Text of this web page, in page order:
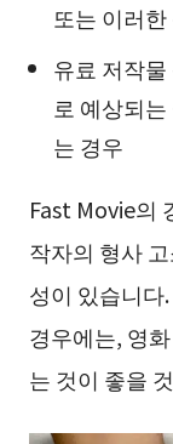
또는 이러
유료 저작
로 예상되
는 경우
Fast Movie의
작자의 형사
성이 있습니다
경우에는, 영
는 것이 좋을